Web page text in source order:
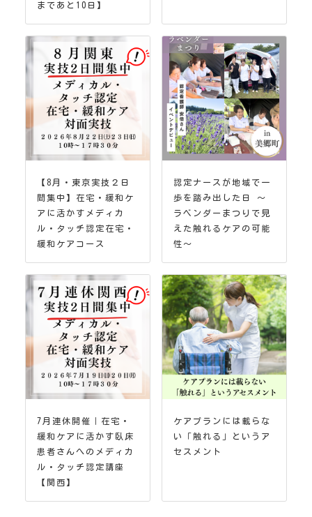
まであと10日】
【8月・東京実技２日
間集中】在宅・緩和ケ
アに活かすメディカ
ル・タッチ認定在宅・
緩和ケアコース
認定ナースが地域で一
歩を踏み出した日 ～
ラベンダーまつりで見
えた触れるケアの可能
性～
7月連休開催｜在宅・
緩和ケアに活かす臥床
患者さんへのメディカ
ル・タッチ認定講座
【関西】
ケアプランには載らな
い「触れる」というア
セスメント